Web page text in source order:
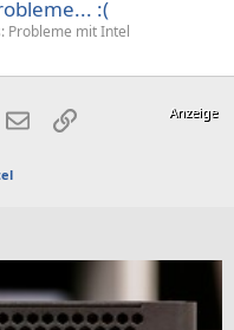
:(
Probleme mit Intel
E-MailLink